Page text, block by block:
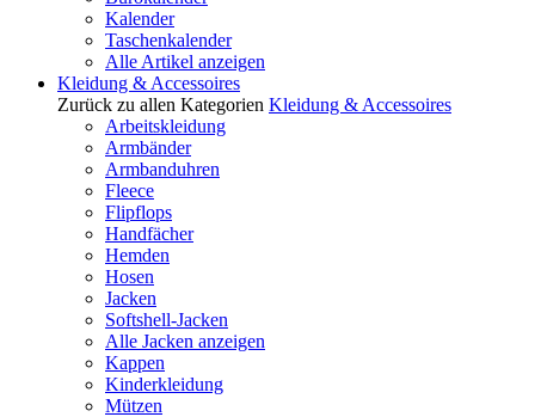
Kalender
Taschenkalender
Alle Artikel anzeigen
Kleidung & Accessoires
Zurück zu allen Kategorien Kleidung & Accessoires
Arbeitskleidung
Armbänder
Armbanduhren
Fleece
Flipflops
Handfächer
Hemden
Hosen
Jacken
Softshell-Jacken
Alle Jacken anzeigen
Kappen
Kinderkleidung
Mützen